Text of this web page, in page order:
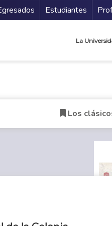
Estudiantes
La
Los